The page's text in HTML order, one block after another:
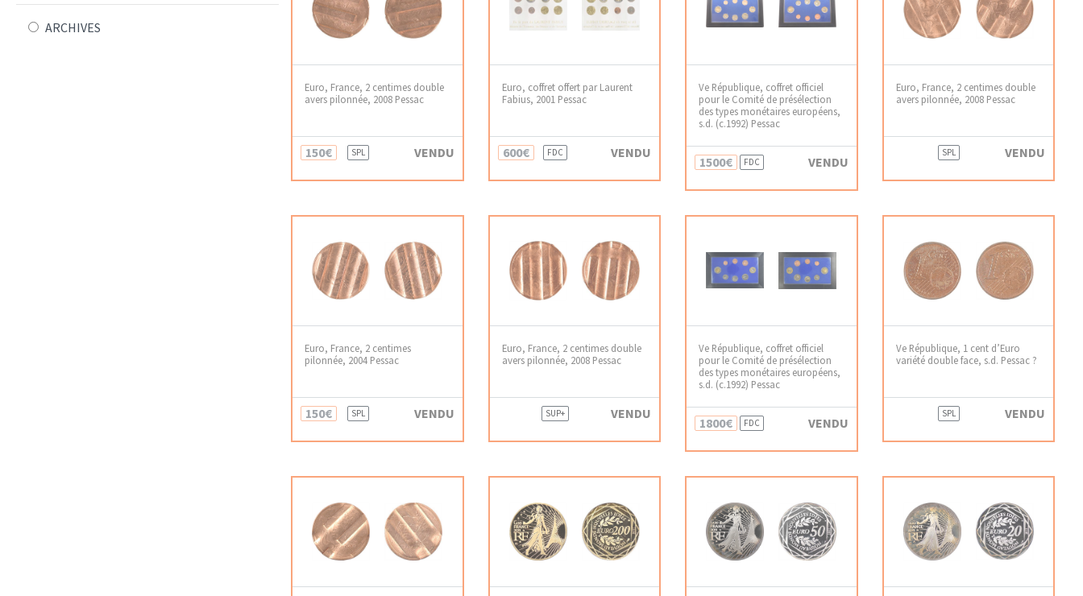
ARCHIVES
Euro, France, 2 centimes double
avers pilonnée, 2008 Pessac
150€ SPL VENDU
Euro, coffret offert par Laurent
Fabius, 2001 Pessac
600€ FDC VENDU
Ve République, coffret officiel
pour le Comité de présélection
des types monétaires européens,
s.d. (c.1992) Pessac
1500€ FDC VENDU
Euro, France, 2 centimes double
avers pilonnée, 2008 Pessac
SPL VENDU
Euro, France, 2 centimes
pilonnée, 2004 Pessac
150€ SPL VENDU
Euro, France, 2 centimes double
avers pilonnée, 2008 Pessac
SUP+ VENDU
Ve République, coffret officiel
pour le Comité de présélection
des types monétaires européens,
s.d. (c.1992) Pessac
1800€ FDC VENDU
Ve République, 1 cent d’Euro
variété double face, s.d. Pessac ?
SPL VENDU